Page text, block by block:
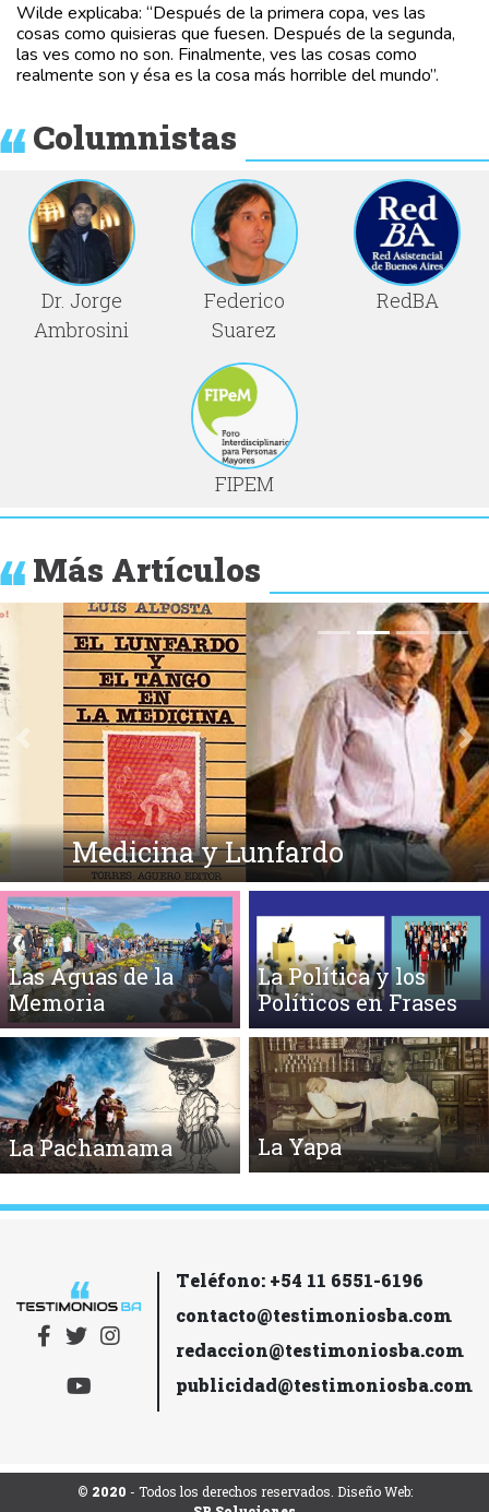
Wilde explicaba: “Después de la primera copa, ves las
cosas como quisieras que fuesen. Después de la segunda,
las ves como no son. Finalmente, ves las cosas como
realmente son y ésa es la cosa más horrible del mundo”.
Columnistas
Dr. Jorge
Ambrosini
Federico
Suarez
RedBA
FIPEM
Más Artículos
Medicina y Lunfardo
Anterior
Las Aguas de la
Memoria
La Política y los
Políticos en Frases
La Pachamama La Yapa
Teléfono: +54 11 6551-6196
contacto@testimoniosba.com
redaccion@testimoniosba.com
publicidad@testimoniosba.com
© 2020 - Todos los derechos reservados. Diseño Web: